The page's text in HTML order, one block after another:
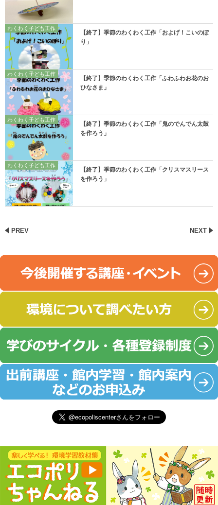
わくわく子ども工作
【終了】季節のわくわく工作「およげ！こいのぼ
り」
わくわく子ども工作
【終了】季節のわくわく工作「ふわふわお花のお
ひなさま」
わくわく子ども工作
【終了】季節のわくわく工作「鬼のでんでん太鼓
を作ろう」
わくわく子ども工作
【終了】季節のわくわく工作「クリスマスリース
を作ろう」
PREV NEXT